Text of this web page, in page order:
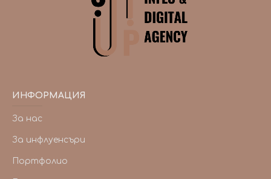
ИНФОРМАЦИЯ
За нас
За инфлуенсъри
Портфолио